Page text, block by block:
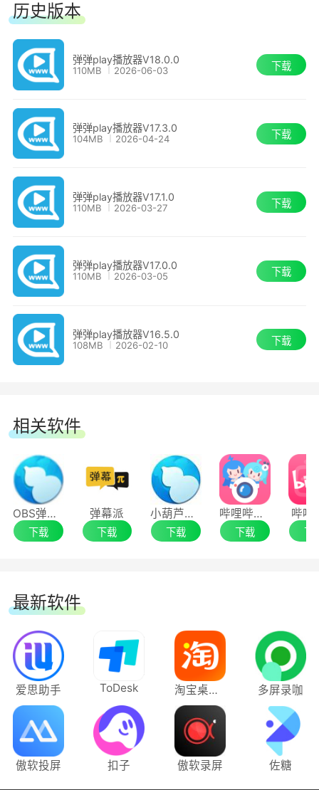
内置AI语音识别功能，无需联网快速方便地为
视频生成高质量字幕。使用AI翻译功能(Azure、
ChatGPT、GPT-4o)将字幕翻译为任何语言，从
此生肉不再是问题!
8、内置BT磁力链下载功能
弹弹play包含了专业级 BitTorrent 下载引擎，
支持UPnP、Tracker优选，可以高速下载
BitTorrent 种子与 Magnet 链接中的视频。
9、从其他设备访问
借助“远程访问”功能，让你的PC成为家庭媒体
中心。在其他设备上，不论是通过web浏览器，还
是安卓、iOS客户端，都可以快速访问此PC上的视
频文件。
WebDAV、Emby、Jellyfin 服务。浏览远程文件、
在线播放视频、加载弹幕，只需三步，简单快捷。
11、使用您熟悉的播放器
外挂”技术，还可以在您熟悉的播放器(如
PotPlayer / MPC / mpv)上增加弹幕功能!
12、自动下载
通过设定关键词规则，或导入RSS地址，自动
监控并下载网络上最新的资源!还可以将任务直接
发送到远程下载器(qBittorrent、Aria2、
Transmission)。
6. 媒体库网页版中：
- 番剧页面新增显示视频缩略图、上次观看的
剧集和时间;
- 番剧页面的剧集列表打开后将自动定位到上
次观看的剧集;
- 重新设计了视频播放页面UI，现在播放列表
和字幕列表将默认收起，点击后在弹窗中选择;
所有下载任务，支持添加磁力链下载任务;
- 新增“PC版遥控器”页面，可以通过手机远程
控制播放器的播放、暂停、进度调节等功能;
- 延长了登录状态的有效期;
播放器状态，控制播放器进度、音量、亮度、速度
概念版App支持);
8. 【设置-关于-今天的日志】按钮将启动一个
新的日志查看器窗口，支持查看、过滤和搜索日志
9. 资源搜索结果列表支持保存列宽设置;
10. 更新了弹幕排版引擎：
- 优化了计算时间、字体相关的算法，现在弹
幕排布会更加精准，减少重叠和遮挡现象;
- 增加了延迟重排算法，提升了大量弹幕同时
出现时的排布效果;
历史版本
弹弹play播放器V18.0.0
110MB 2026-06-03 下载
弹弹play播放器V17.3.0
104MB 2026-04-24 下载
弹弹play播放器V17.1.0
110MB 2026-03-27 下载
弹弹play播放器V17.0.0
110MB 2026-03-05 下载
弹弹play播放器V16.5.0
108MB 2026-02-10 下载
相关软件
OBS弹幕助手
下载
弹幕派
下载
小葫芦弹幕助手
下载
哔哩哔哩直播姬64位
下载
哔哩
下
最新软件
爱思助手 ToDesk 淘宝桌面版 多屏录咖
傲软投屏 扣子 傲软录屏 佐糖